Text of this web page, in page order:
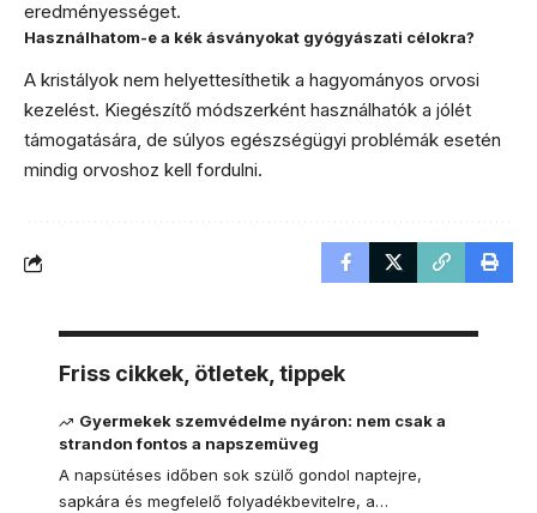
eredményességet.
Használhatom-e a kék ásványokat gyógyászati célokra?
A kristályok nem helyettesíthetik a hagyományos orvosi
kezelést. Kiegészítő módszerként használhatók a jólét
támogatására, de súlyos egészségügyi problémák esetén
mindig orvoshoz kell fordulni.
Friss cikkek, ötletek, tippek
Gyermekek szemvédelme nyáron: nem csak a
strandon fontos a napszemüveg
A napsütéses időben sok szülő gondol naptejre,
sapkára és megfelelő folyadékbevitelre, a…